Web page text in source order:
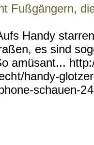
Fußgängern,
Handy
es sind
amüsant...
t/handy-
schauen-2